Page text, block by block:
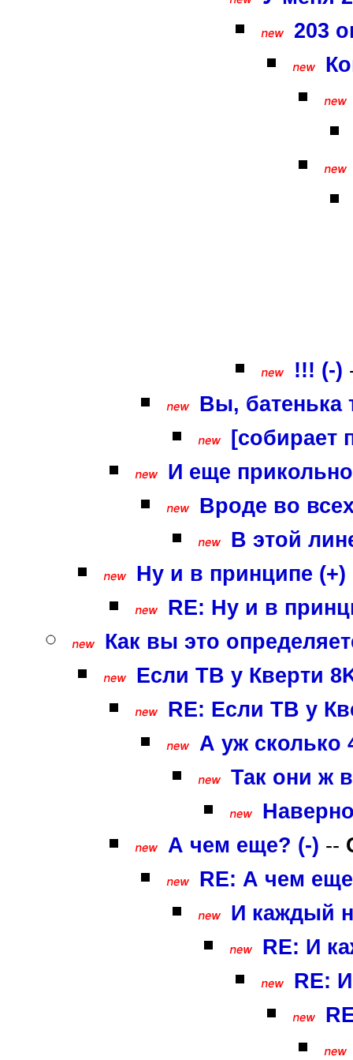
203
!!! (-)
Вы, батенька
[собирает
И еще
Вроде во
В этой
Ну и в принципе (+)
RE: Ну и в
Как вы это
Если ТВ у Кверти
RE: Если ТВ у
А уж сколько
Так они ж
А чем еще? (-) --
RE: А чем
И каждый
RE: И
RE: